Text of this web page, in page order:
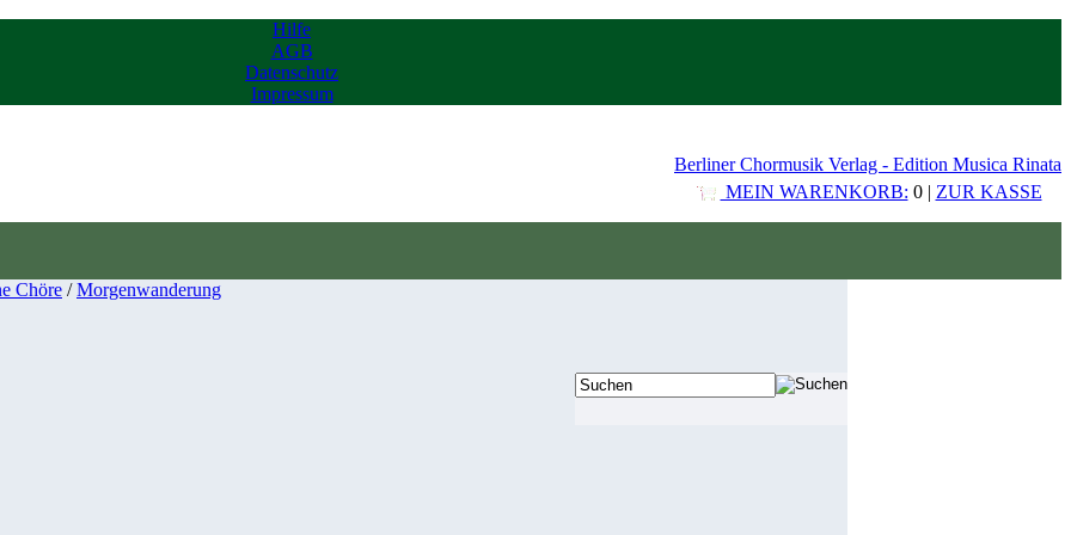
Hilfe
AGB
Datenschutz
Impressum
Berliner Chormusik Verlag - Edition Musica Rinata
MEIN WARENKORB: 0 | ZUR KASSE
Chöre /Morgenwanderung